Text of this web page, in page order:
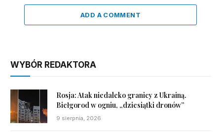
ADD A COMMENT
WYBÓR REDAKTORA
Rosja: Atak niedaleko granicy z Ukrainą.
Biełgorod w ogniu, „dziesiątki dronów”
9 sierpnia, 2026